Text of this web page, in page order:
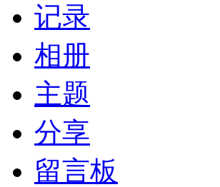
记录
相册
主题
分享
留言板